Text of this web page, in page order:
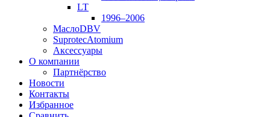
LT
1996–2006
МаслоDBV
SuprotecAtomium
Аксессуары
О компании
Партнёрство
Новости
Контакты
Избранное